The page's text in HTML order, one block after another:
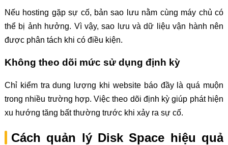
Nếu hosting gặp sự cố, bản sao lưu nằm cùng máy chủ có
thể bị ảnh hưởng. Vì vậy, sao lưu và dữ liệu vận hành nên
được phân tách khi có điều kiện.
Không theo dõi mức sử dụng định kỳ
Chỉ kiểm tra dung lượng khi website báo đầy là quá muộn
trong nhiều trường hợp. Việc theo dõi định kỳ giúp phát hiện
xu hướng tăng bất thường trước khi xảy ra sự cố.
Cách quản lý Disk Space hiệu quả